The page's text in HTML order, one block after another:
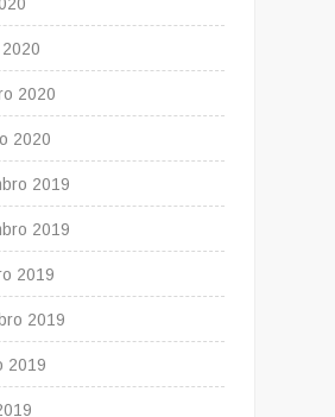
2020
2020
2019
2019
2019
2019
2019